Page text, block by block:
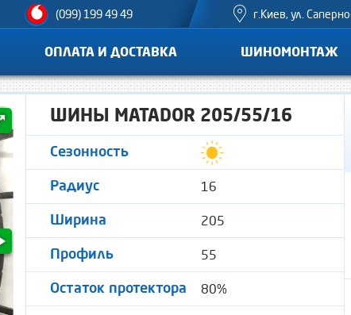
(099) 199 49 49 г.Киев, ул.
ОПЛАТА И ДОСТАВКА ШИНОМОНТАЖ
ШИНЫ MATADOR 205/55/16
Сезонность
Радиус 16
Ширина 205
Профиль 55
Остаток протектора 80%